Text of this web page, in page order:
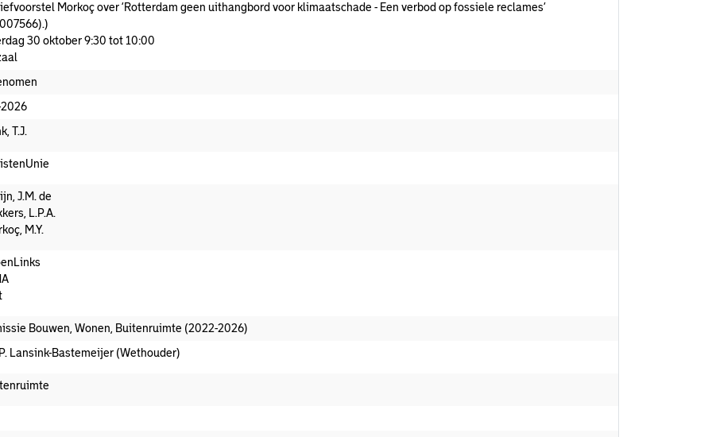
Morkoç over ‘Rotterdam geen uithangbord voor klimaatschade - Een verbod op fossiele reclames’
30 oktober 9:30 tot 10:00
T.J.
J.M. de
L.P.A.
M.Y.
Bouwen, Wonen, Buitenruimte (2022-2026)
Lansink-Bastemeijer (Wethouder)